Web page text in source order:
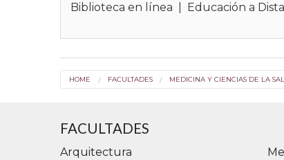
Biblioteca en línea
Educación a
HOME FACULTADES MEDICINA Y CIENCIAS DE LA
FACULTADES
Arquitectura